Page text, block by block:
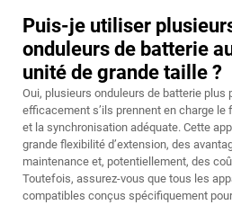
Puis-je utiliser
onduleurs de batterie
unité de grande taille ?
Oui, plusieurs onduleurs de batterie
efficacement s’ils prennent en charge
et la synchronisation adéquate. Cette
grande flexibilité d’extension, des
maintenance et, potentiellement, des
Toutefois, assurez-vous que tous les
compatibles conçus spécifiquement